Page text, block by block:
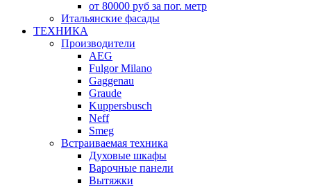
от 80000 руб за пог. метр
Итальянские фасады
ТЕХНИКА
Производители
AEG
Fulgor Milano
Gaggenau
Graude
Kuppersbusch
Neff
Smeg
Встраиваемая техника
Духовые шкафы
Варочные панели
Вытяжки